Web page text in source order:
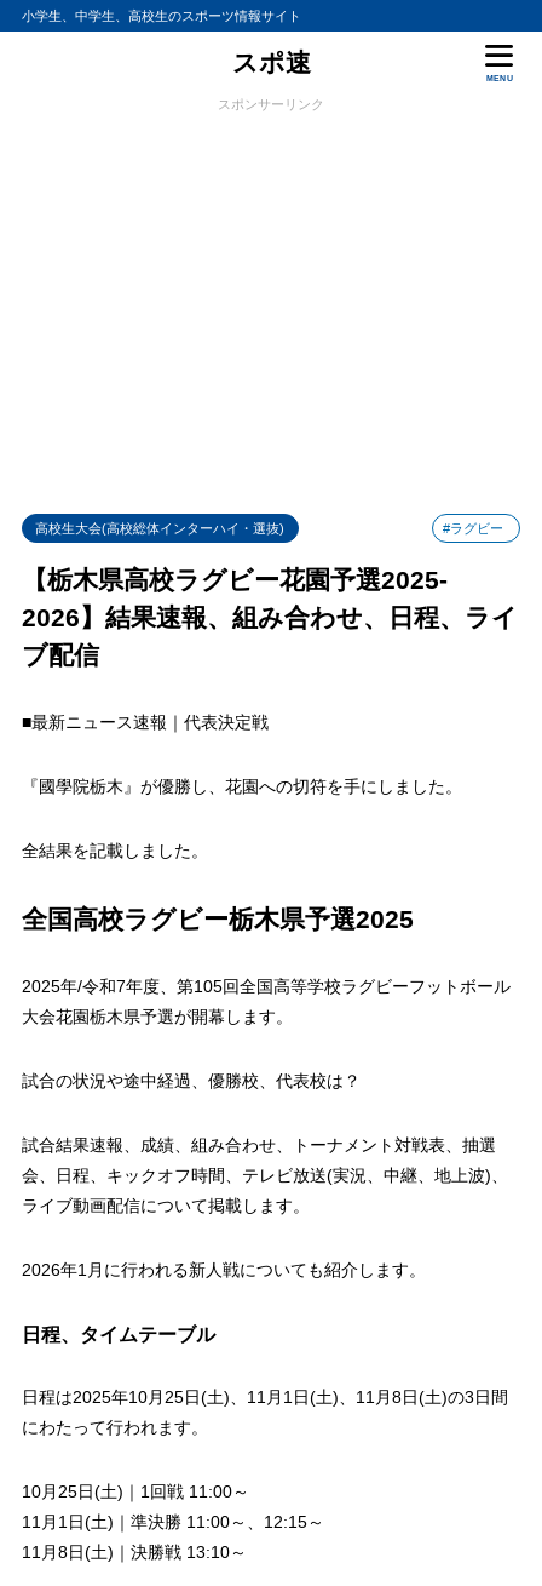
小学生、中学生、高校生のスポーツ情報サイト
スポ速
MENU
スポンサーリンク
高校生大会(高校総体インターハイ・選抜) #ラグビー
【栃木県高校ラグビー花園予選2025-
2026】結果速報、組み合わせ、日程、ライ
ブ配信
■最新ニュース速報｜代表決定戦
『國學院栃木』が優勝し、花園への切符を手にしました。
全結果を記載しました。
全国高校ラグビー栃木県予選2025
2025年/令和7年度、第105回全国高等学校ラグビーフットボール
大会花園栃木県予選が開幕します。
試合の状況や途中経過、優勝校、代表校は？
試合結果速報、成績、組み合わせ、トーナメント対戦表、抽選
会、日程、キックオフ時間、テレビ放送(実況、中継、地上波)、
ライブ動画配信について掲載します。
2026年1月に行われる新人戦についても紹介します。
日程、タイムテーブル
日程は2025年10月25日(土)、11月1日(土)、11月8日(土)の3日間
にわたって行われます。
10月25日(土)｜1回戦 11:00～
11月1日(土)｜準決勝 11:00～、12:15～
11月8日(土)｜決勝戦 13:10～